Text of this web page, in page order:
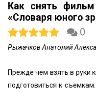
Как снять
«Словаря юного
0
Рыжачков Анатолий
Прежде чем взять в руки
подготовиться к